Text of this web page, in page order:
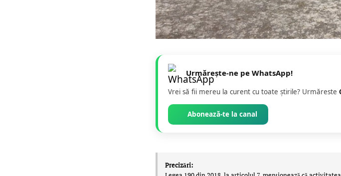
Urmărește-ne pe WhatsApp!
Vrei să fii mereu la curent cu toate știrile? Urmăreste
Abonează-te la canal
Precizări: